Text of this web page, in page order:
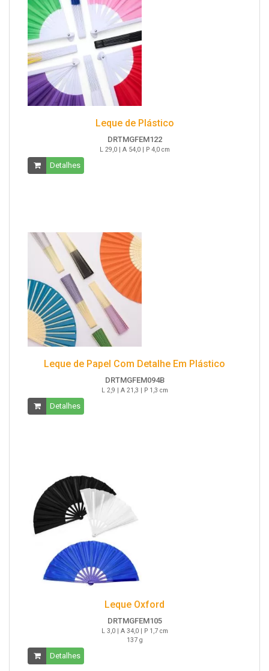
Leque de Plástico
DRTMGFEM122
L 29,0 | A 54,0 | P 4,0 cm
Detalhes
Leque de Papel Com Detalhe Em Plástico
DRTMGFEM094B
L 2,9 | A 21,3 | P 1,3 cm
Detalhes
Leque Oxford
DRTMGFEM105
L 3,0 | A 34,0 | P 1,7 cm
137 g
Detalhes